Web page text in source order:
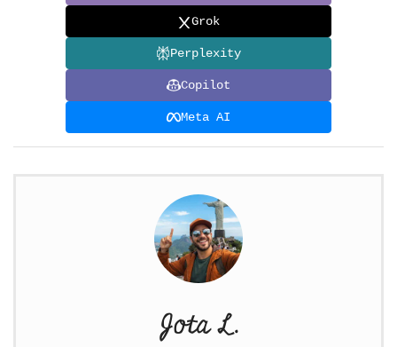
Grok
Perplexity
Copilot
Meta AI
Jota L.